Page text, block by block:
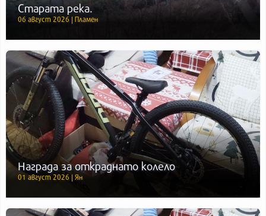
Старата река.
06 август 2026 | Пламен
Награда за откраднато колело
01 август 2026 | Ян